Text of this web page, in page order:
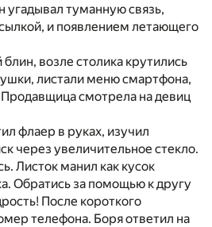
угадывал туманную связь,
и появлением летающего
возле столика крутились
листали меню смартфона,
смотрела на девиц
флаер в руках, изучил
через увеличительное стекло.
Листок манил как кусок
Обратись за помощью к другу
После короткого
телефона. Боря ответил на